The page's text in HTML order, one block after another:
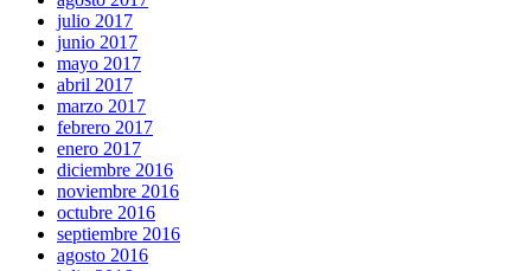
julio 2017
junio 2017
mayo 2017
abril 2017
marzo 2017
febrero 2017
enero 2017
diciembre 2016
noviembre 2016
octubre 2016
septiembre 2016
agosto 2016